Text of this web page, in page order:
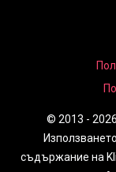
© 2013 -
съдържание на